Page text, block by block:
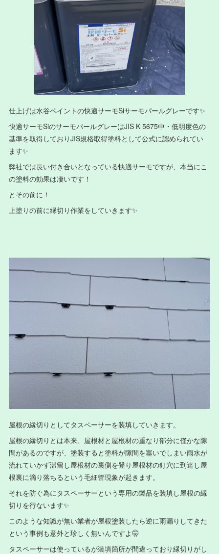
仕上げは水谷ペイントの快適サーモSiサーモパールグレーです✨
快適サーモSiのサーモパールグレーはJIS K 5675中・低明度色の
基準を取得しておりJIS規格取得塗料として公式に認められてい
ます✨
弊社では長い付き合いとなっている快適サーモですが、本当にこ
の塗料の効果は凄いです！
とその前に！
上塗りの前に縁切り作業をしていきます✨
屋根の縁切りとしてタスペーサーを装填していきます。
屋根の縁切りとは本来、屋根材と屋根材の重なり部分に僅かな隙
間があるのですが、塗装すると塗料が隙間を塞いでしまい雨水が
流れていかず滞留し屋根材の裏側を登り屋根材の釘穴に到達し屋
根裏に滴り落ちるという毛細管現象が起きます。
それを防ぐ為にタスペーサーという専用の製品を装填し屋根の縁
切りを行ないます✨
このような知識が無い業者が屋根塗装したら逆に雨漏りしてきた
という事例も意外と珍しく無いんですよ🤫
タスペーサーは使っているが装填箇所が間違っており縁切りがし